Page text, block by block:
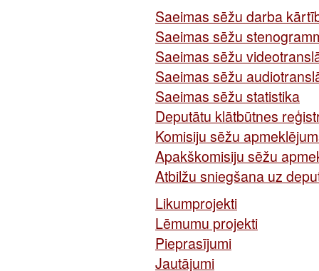
Saeimas sēžu darba
Saeimas sēžu
Saeimas sēžu
Saeimas sēžu
Saeimas sēžu statistika
Deputātu klātbūtnes
Komisiju sēžu
Apakškomisiju sēžu
Atbilžu sniegšana uz
Likumprojekti
Lēmumu projekti
Pieprasījumi
Jautājumi